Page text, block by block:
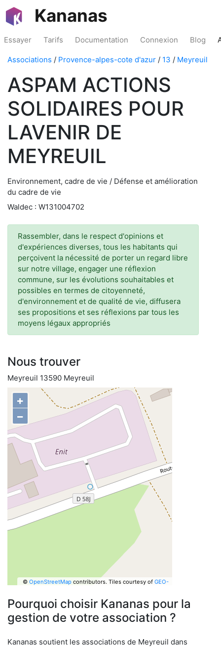
Kananas
Essayer Tarifs Documentation Connexion Blog
Associations / Provence-alpes-cote d'azur / 13 / Meyreuil
ASPAM ACTIONS
SOLIDAIRES POUR
LAVENIR DE
MEYREUIL
Environnement, cadre de vie / Défense et amélioration
du cadre de vie
Waldec : W131004702
Rassembler, dans le respect d'opinions et
d'expériences diverses, tous les habitants qui
perçoivent la nécessité de porter un regard libre
sur notre village, engager une réflexion
commune, sur les évolutions souhaitables et
possibles en termes de citoyenneté,
d'environnement et de qualité de vie, diffusera
ses propositions et ses réflexions par tous les
moyens légaux appropriés
Nous trouver
Meyreuil 13590 Meyreuil
+
−
© OpenStreetMapcontributors. Tiles courtesy of GEO-
Pourquoi choisir Kananas pour la
gestion de votre association ?
Kananas soutient les associations de Meyreuil dans